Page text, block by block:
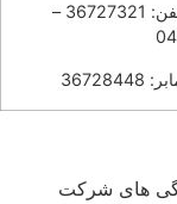
تلفن: 36727321 –
های شرکت